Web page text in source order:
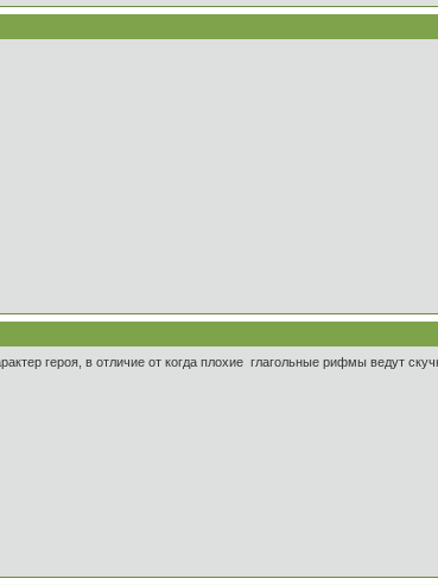
героя, в отличие от когда плохие глагольные рифмы ведут